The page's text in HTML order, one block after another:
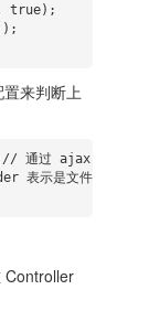
true);
来判断上
// 通过 ajax
表示是文件
Controller